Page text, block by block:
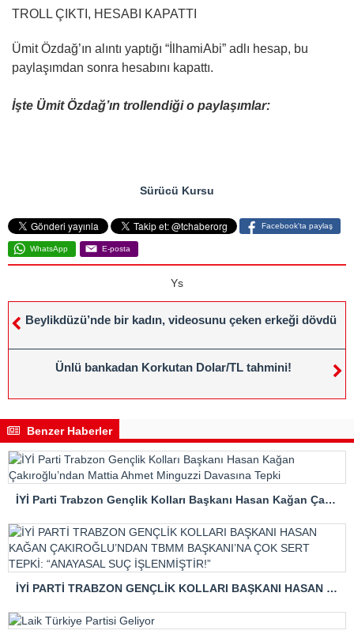
TROLL ÇIKTI, HESABI KAPATTI
Ümit Özdağ’ın alıntı yaptığı “İlhamiAbi” adlı hesap, bu
paylaşımdan sonra hesabını kapattı.
İşte Ümit Özdağ’ın trollendiği o paylaşımlar:
Sürücü Kursu
Facebook'ta paylaş
WhatsApp E-posta
Ys
Beylikdüzü’nde bir kadın, videosunu çeken erkeği dövdü
Ünlü bankadan Korkutan Dolar/TL tahmini!
Benzer Haberler
İYİ Parti Trabzon Gençlik Kolları Başkanı Hasan Kağan Çakıroğlu’ndan Mattia Ahmet Minguzzi Davasına Tepki
İYİ PARTİ TRABZON GENÇLİK KOLLARI BAŞKANI HASAN KAĞAN ÇAKIROĞLU’NDAN TBMM BAŞKANI’NA ÇOK SERT TEPKİ: “ANAYASAL SUÇ İŞLENMİŞTİR!”